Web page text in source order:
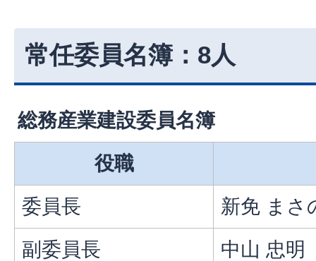
常任委員名簿：8人
総務産業建設委員名簿
役職
委員長
新免 まさ
副委員長
中山 忠明